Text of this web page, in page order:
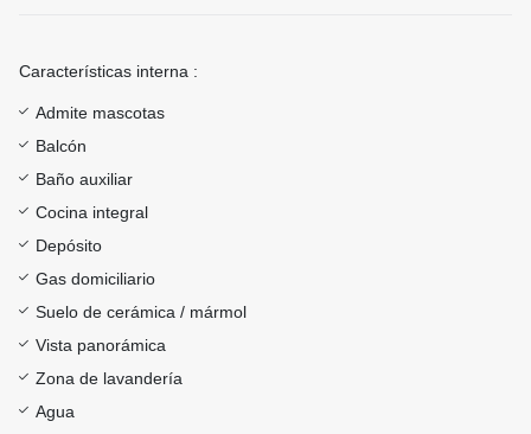
Características interna :
Admite mascotas
Balcón
Baño auxiliar
Cocina integral
Depósito
Gas domiciliario
Suelo de cerámica / mármol
Vista panorámica
Zona de lavandería
Agua